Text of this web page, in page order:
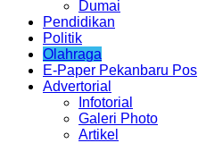
Dumai
Pendidikan
Politik
Olahraga
E-Paper Pekanbaru Pos
Advertorial
Infotorial
Galeri Photo
Artikel